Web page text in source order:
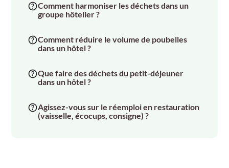
Comment harmoniser les déchets dans un
groupe hôtelier ?
Comment réduire le volume de poubelles
dans un hôtel ?
Que faire des déchets du petit-déjeuner
dans un hôtel ?
Agissez-vous sur le réemploi en restauration
(vaisselle, écocups, consigne) ?